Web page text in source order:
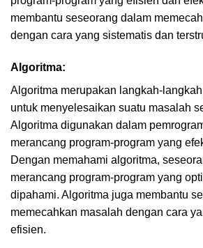
membantu seseorang dalam
dengan cara yang sistematis dan
Algoritma:
Algoritma merupakan langkah-
untuk menyelesaikan suatu masalah
Algoritma digunakan dalam
merancang program-program yang
Dengan memahami algoritma,
merancang program-program yang
dipahami. Algoritma juga membantu
memecahkan masalah dengan cara
efisien.